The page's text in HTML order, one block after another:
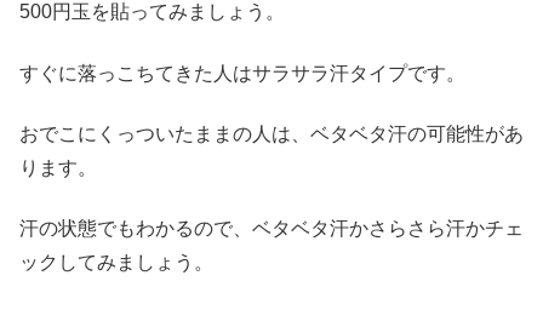
500円玉を貼ってみましょう。
すぐに落っこちてきた人はサラサラ汗タイプです。
おでこにくっついたままの人は、ベタベタ汗の可能性があ
ります。
汗の状態でもわかるので、ベタベタ汗かさらさら汗かチェ
ックしてみましょう。